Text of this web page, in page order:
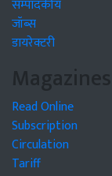
सम्पादकीय
जॉब्स
डायरेक्टरी
Magazines
Read Online
Subscription
Circulation
Tariff